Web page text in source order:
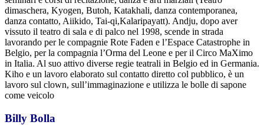
dimaschera, Kyogen, Butoh, Katakhali, danza contemporanea,
danza contatto, Aiikido, Tai-qi,Kalaripayatt). Andju, dopo aver
vissuto il teatro di sala e di palco nel 1998, scende in strada
lavorando per le compagnie Rote Faden e l’Espace Catastrophe in
Belgio, per la compagnia l’Orma del Leone e per il Circo MaXimo
in Italia. Al suo attivo diverse regie teatrali in Belgio ed in Germania.
Kiho e un lavoro elaborato sul contatto diretto col pubblico, è un
lavoro sul clown, sull’immaginazione e utilizza le bolle di sapone
come veicolo
Billy Bolla